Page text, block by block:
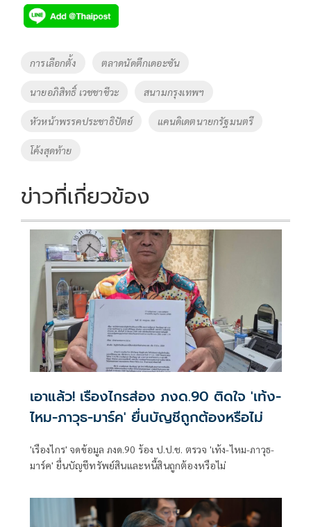
e
b
o
o
k
tt
er
p
y
Li
n
k
Tags
การเลือกตั้ง ตลาดนัดตึกเดอะซัน
นายอภิสิทธิ์ เวชชาชีวะ สนามกรุงเทพฯ
หัวหน้าพรรคประชาธิปัตย์ แคนดิเดตนายกรัฐมนตรี
โค้งสุดท้าย
ข่าวที่เกี่ยวข้อง
เอาแล้ว! เรืองไกรส่อง ภงด.90 ติดใจ 'เท้ง-
ไหม-ภาวุธ-มาร์ค' ยื่นบัญชีถูกต้องหรือไม่
'เรืองไกร' จดข้อมูล ภงด.90 ร้อง ป.ป.ช. ตรวจ 'เท้ง-ไหม-ภาวุธ-
มาร์ค' ยื่นบัญชีทรัพย์สินและหนี้สินถูกต้องหรือไม่